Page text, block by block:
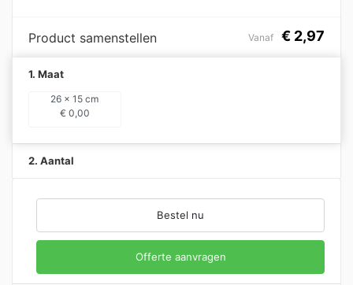
Product samenstellen Vanaf € 2,97
1. Maat
26 x 15 cm
€ 0,00
2. Aantal
Bestel nu
Offerte aanvragen